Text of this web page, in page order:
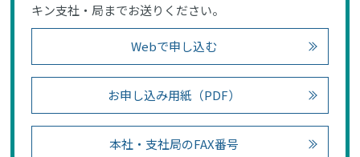
キン支社・局までお送りください。
Webで申し込む
お申し込み用紙（PDF）
本社・支社局のFAX番号